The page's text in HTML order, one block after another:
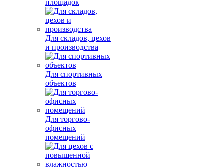
площадок
Для складов, цехов
и производства
Для спортивных
объектов
Для торгово-
офисных
помещений